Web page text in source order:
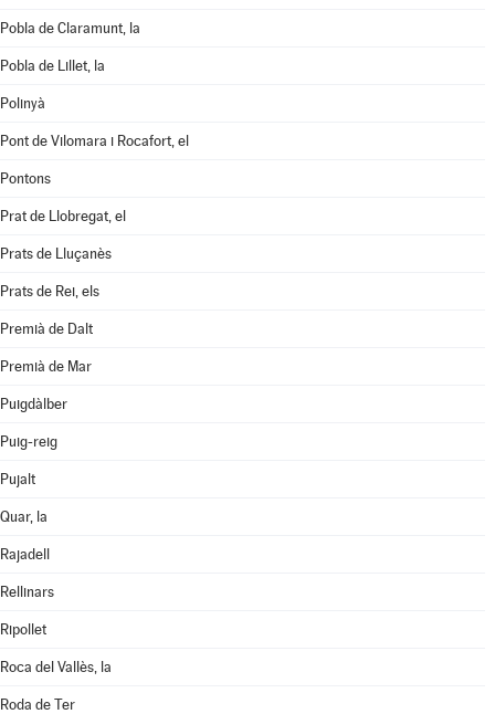
Pobla de Claramunt, la
Pobla de Lillet, la
Polinyà
Pont de Vilomara i Rocafort, el
Pontons
Prat de Llobregat, el
Prats de Lluçanès
Prats de Rei, els
Premià de Dalt
Premià de Mar
Puigdàlber
Puig-reig
Pujalt
Quar, la
Rajadell
Rellinars
Ripollet
Roca del Vallès, la
Roda de Ter